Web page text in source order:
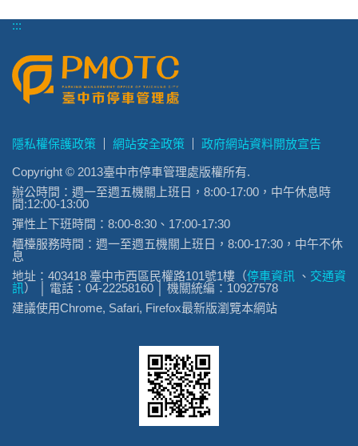
:::
隱私權保護政策 網站安全政策 政府網站資料開放宣告
Copyright © 2013臺中市停車管理處版權所有.
辦公時間：週一至週五機關上班日，8:00-17:00，中午休息時
間:12:00-13:00
彈性上下班時間：8:00-8:30、17:00-17:30
櫃檯服務時間：週一至週五機關上班日，8:00-17:30，中午不休
息
地址：403418 臺中市西區民權路101號1樓（停車資訊 、 交通資
訊） │ 電話：04-22258160 │ 機關統編：10927578
建議使用Chrome, Safari, Firefox最新版瀏覽本網站